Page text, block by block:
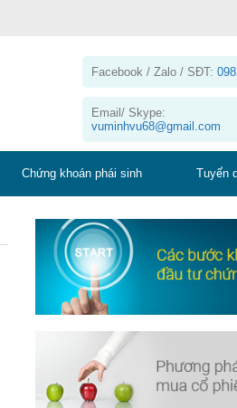
Facebook / Zalo / SĐT:
Email/ Skype:
vuminhvu68@gmail.com
Chứng khoán phái sinh Tuyển